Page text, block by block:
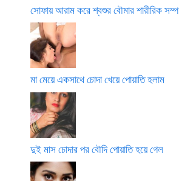
সোফায় আরাম করে শ্বশুর বৌমার শারীরিক
মা মেয়ে একসাথে চোদা খেয়ে পোয়াতি হলাম
দুই মাস চোদার পর বৌদি পোয়াতি হয়ে গেল